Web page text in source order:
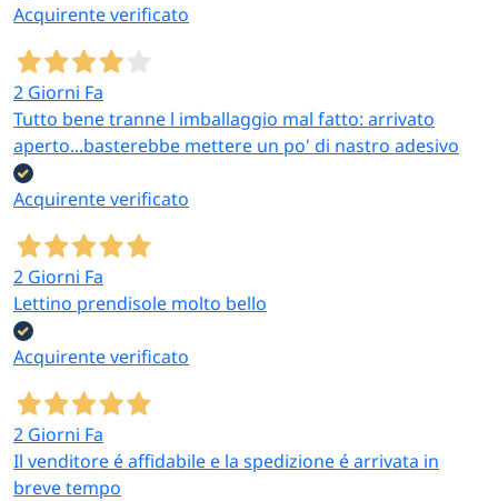
Acquirente verificato
2 Giorni Fa
Tutto bene tranne l imballaggio mal fatto: arrivato
aperto...basterebbe mettere un po' di nastro adesivo
Acquirente verificato
2 Giorni Fa
Lettino prendisole molto bello
Acquirente verificato
2 Giorni Fa
Il venditore é affidabile e la spedizione é arrivata in
breve tempo